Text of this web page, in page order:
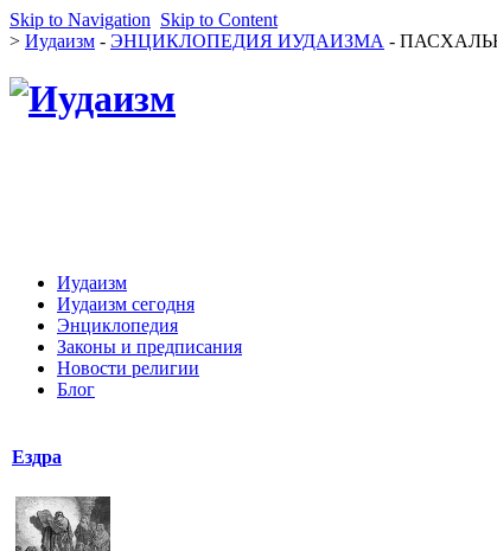
Skip to Navigation Skip to Content
> Иудаизм - ЭНЦИКЛОПЕДИЯ ИУДАИЗМА -
Иудаизм
Иудаизм сегодня
Энциклопедия
Законы и предписания
Новости религии
Блог
Ездра